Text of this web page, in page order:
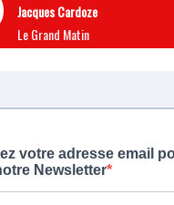
Jacques Cardoze
Le Grand Matin